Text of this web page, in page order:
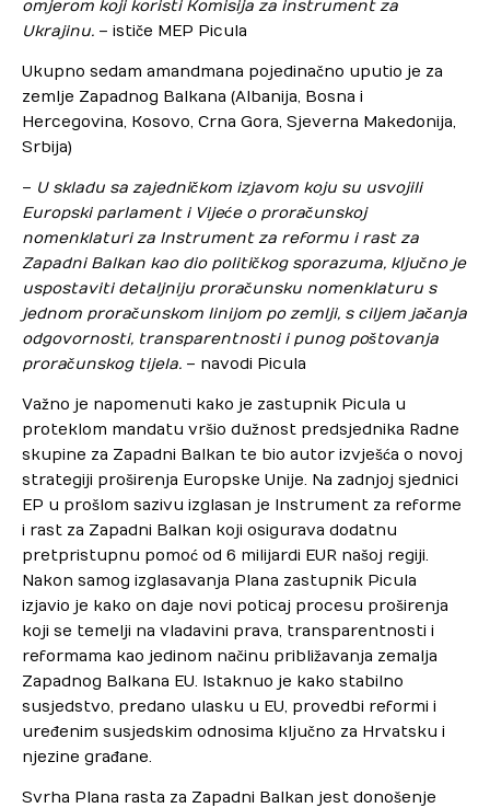
omjerom koji koristi Komisija za instrument za
Ukrajinu. – ističe MEP Picula
Ukupno sedam amandmana pojedinačno uputio je za
zemlje Zapadnog Balkana (Albanija, Bosna i
Hercegovina, Kosovo, Crna Gora, Sjeverna Makedonija,
Srbija)
– U skladu sa zajedničkom izjavom koju su usvojili
Europski parlament i Vijeće o proračunskoj
nomenklaturi za Instrument za reformu i rast za
Zapadni Balkan kao dio političkog sporazuma, ključno je
uspostaviti detaljniju proračunsku nomenklaturu s
jednom proračunskom linijom po zemlji, s ciljem jačanja
odgovornosti, transparentnosti i punog poštovanja
proračunskog tijela. – navodi Picula
Važno je napomenuti kako je zastupnik Picula u
proteklom mandatu vršio dužnost predsjednika Radne
skupine za Zapadni Balkan te bio autor izvješća o novoj
strategiji proširenja Europske Unije. Na zadnjoj sjednici
EP u prošlom sazivu izglasan je Instrument za reforme
i rast za Zapadni Balkan koji osigurava dodatnu
pretpristupnu pomoć od 6 milijardi EUR našoj regiji.
Nakon samog izglasavanja Plana zastupnik Picula
izjavio je kako on daje novi poticaj procesu proširenja
koji se temelji na vladavini prava, transparentnosti i
reformama kao jedinom načinu približavanja zemalja
Zapadnog Balkana EU. Istaknuo je kako stabilno
susjedstvo, predano ulasku u EU, provedbi reformi i
uređenim susjedskim odnosima ključno za Hrvatsku i
njezine građane.
Svrha Plana rasta za Zapadni Balkan jest donošenje